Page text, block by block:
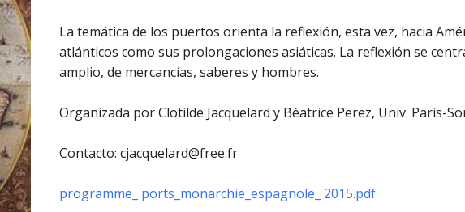
La temática de los puertos orienta la reflexión, esta vez, hacia
atlánticos como sus prolongaciones asiáticas. La reflexión se
amplio, de mercancías, saberes y hombres.
Organizada por Clotilde Jacquelard y Béatrice Perez, Univ. Paris-
Contacto: cjacquelard@free.fr
programme_ ports_monarchie_espagnole_ 2015.pdf